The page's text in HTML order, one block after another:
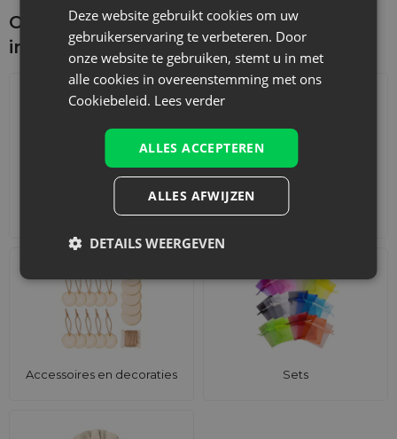
Ontdek wat je nog meer zou kunnen
interesseren
Adventskalenders Katoenen zakjes
Accessoires en decoraties Sets
Deze website gebruikt cookies om uw
gebruikerservaring te verbeteren. Door
onze website te gebruiken, stemt u in met
alle cookies in overeenstemming met ons
Cookiebeleid. Lees verder
ALLES ACCEPTEREN
ALLES AFWIJZEN
DETAILS WEERGEVEN